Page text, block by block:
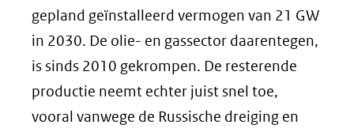
gepland geïnstalleerd vermogen van 21 GW
in 2030. De olie- en gassector daarentegen,
is sinds 2010 gekrompen. De resterende
productie neemt echter juist snel toe,
vooral vanwege de Russische dreiging en